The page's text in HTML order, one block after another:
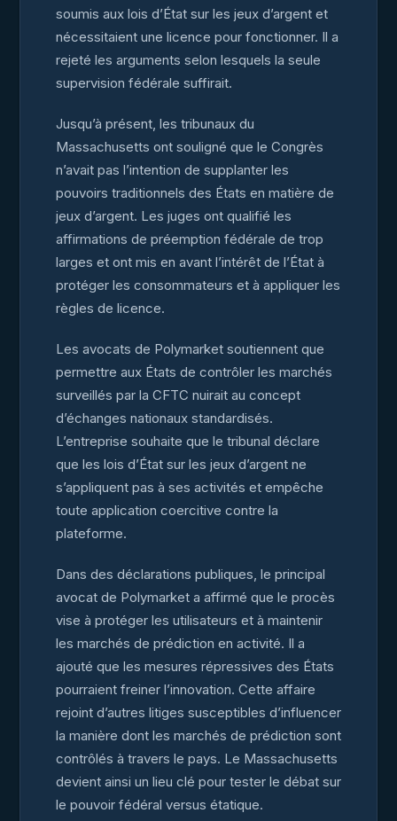
soumis aux lois d’État sur les jeux d’argent et
nécessitaient une licence pour fonctionner. Il a
rejeté les arguments selon lesquels la seule
supervision fédérale suffirait.
Jusqu’à présent, les tribunaux du
Massachusetts ont souligné que le Congrès
n’avait pas l’intention de supplanter les
pouvoirs traditionnels des États en matière de
jeux d’argent. Les juges ont qualifié les
affirmations de préemption fédérale de trop
larges et ont mis en avant l’intérêt de l’État à
protéger les consommateurs et à appliquer les
règles de licence.
Les avocats de Polymarket soutiennent que
permettre aux États de contrôler les marchés
surveillés par la CFTC nuirait au concept
d’échanges nationaux standardisés.
L’entreprise souhaite que le tribunal déclare
que les lois d’État sur les jeux d’argent ne
s’appliquent pas à ses activités et empêche
toute application coercitive contre la
plateforme.
Dans des déclarations publiques, le principal
avocat de Polymarket a affirmé que le procès
vise à protéger les utilisateurs et à maintenir
les marchés de prédiction en activité. Il a
ajouté que les mesures répressives des États
pourraient freiner l’innovation. Cette affaire
rejoint d’autres litiges susceptibles d’influencer
la manière dont les marchés de prédiction sont
contrôlés à travers le pays. Le Massachusetts
devient ainsi un lieu clé pour tester le débat sur
le pouvoir fédéral versus étatique.